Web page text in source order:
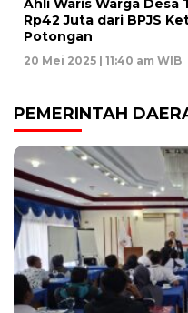
Ahli Waris Warga Desa
Rp42 Juta dari BPJS
Potongan
20 Mei 2025 | 11:40 am WIB
PEMERINTAH